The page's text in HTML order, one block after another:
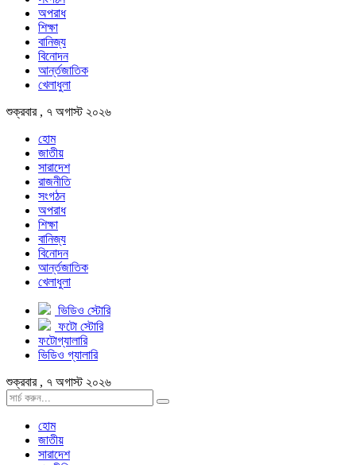
অপরাধ
শিক্ষা
বানিজ্য
বিনোদন
আর্ন্তজাতিক
খেলাধুলা
শুক্রবার , ৭ অগাস্ট ২০২৬
হোম
জাতীয়
সারাদেশ
রাজনীতি
সংগঠন
অপরাধ
শিক্ষা
বানিজ্য
বিনোদন
আর্ন্তজাতিক
খেলাধুলা
ভিডিও স্টোরি
ফটো স্টোরি
ফটোগ্যালারি
ভিডিও গ্যালারি
শুক্রবার , ৭ অগাস্ট ২০২৬
হোম
জাতীয়
সারাদেশ